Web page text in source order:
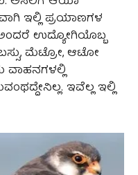
ಇಲ್ಲಿ ಪ್ರಯಾಣಗಳ
ಉದ್ಯೋಗಿಯೊಬ್ಬ
ಮೆಟ್ರೋ, ಆಟೋ
ವಾಹನಗಳಲ್ಲಿ
ಇವೆಲ್ಲ ಇಲ್ಲಿ